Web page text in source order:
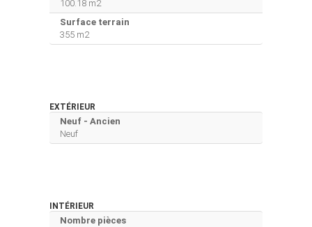
100.18 m2
Surface terrain
355 m2
EXTÉRIEUR
Neuf - Ancien
Neuf
INTÉRIEUR
Nombre pièces